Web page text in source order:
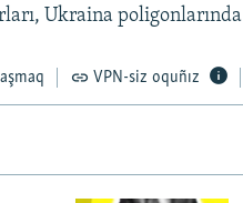
Ukraina poligonlarında
VPN-siz oquñız